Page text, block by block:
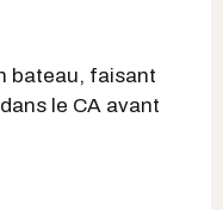
bateau, faisant
le CA avant